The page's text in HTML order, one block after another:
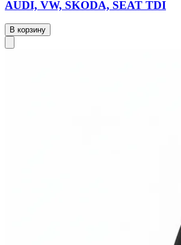
AUDI, VW, SKODA, SEAT TDI
В корзину